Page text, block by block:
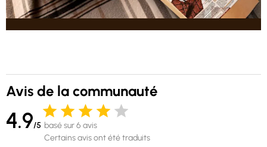
Avis de la communauté
4.9/5 basé sur 6 avis
Certains avis ont été traduits